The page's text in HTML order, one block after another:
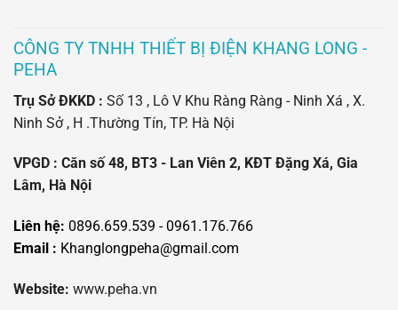
CÔNG TY TNHH THIẾT BỊ ĐIỆN KHANG LONG -
PEHA
Trụ Sở ĐKKD : Số 13 , Lô V Khu Ràng Ràng - Ninh Xá , X.
Ninh Sở , H .Thường Tín, TP. Hà Nội
VPGD : Căn số 48, BT3 - Lan Viên 2, KĐT Đặng Xá, Gia
Lâm, Hà Nội
Liên hệ: 0896.659.539 - 0961.176.766
Email : Khanglongpeha@gmail.com
Website: www.peha.vn